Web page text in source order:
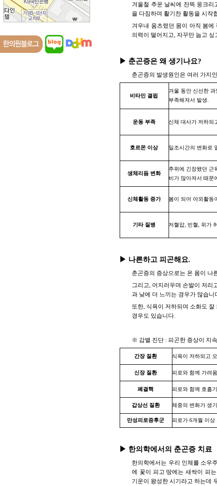
겨울철 추운 날씨에 잔뜩 웅크
을 다짐하며 활기찬 활동을 시작
겨우내 움츠렸던 몸이 아직 봄에
의력이 떨어지고, 자꾸만 눕고 싶
▶ 춘곤증은 왜 생기나요?
춘곤증의 발생원인은 여러 가지
비타민 결핍
겨울 동안 신선한
부족해져서 발생.
운동 부족 신체 대사가 저하되
호르몬 이상 일조시간의 변화로
생체리듬 변화
추위에 긴장됐던 근
비가 많아져서 때문
신체활동 증가 봄이 되어 야외활동
기타 질병 저혈압, 빈혈, 위가
▶ 나른하고 피곤해요.
춘곤증의 증상으로는 온 몸이 나
그리고, 어지러우며 손발이 저리
과 낮에 더 느끼는 경우가 많습니
또한, 식욕이 저하되며 소화도
경우도 있습니다.
※ 감별 진단 : 피곤한 증상이 지
간장 질환 식욕이 저하되고
신장 질환 피로와 함께 가려
폐결핵 피로와 함께 호흡
갑상선 질환 체중의 변화가 생
만성피로증후군 피로가 6개월 이상
▶ 한의학에서의 춘곤증 치료
한의학에서는 우리 인체를 소우
에 꽃이 피고 땅에는 새싹이 피
기운이 왕성한 시기라고 하는데